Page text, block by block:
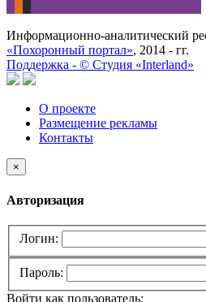
Информационно-аналитический
«Похоронный портал», 2014 - гг.
Поддержка - © Cтудия «Interland»
О проекте
Размещение рекламы
Контакты
×
Авторизация
Логин:
Пароль:
Войти как пользователь: